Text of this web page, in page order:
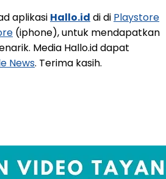
aplikasi Hallo.id di di Playstore
(iphone), untuk mendapatkan
Media Hallo.id dapat
News. Terima kasih.